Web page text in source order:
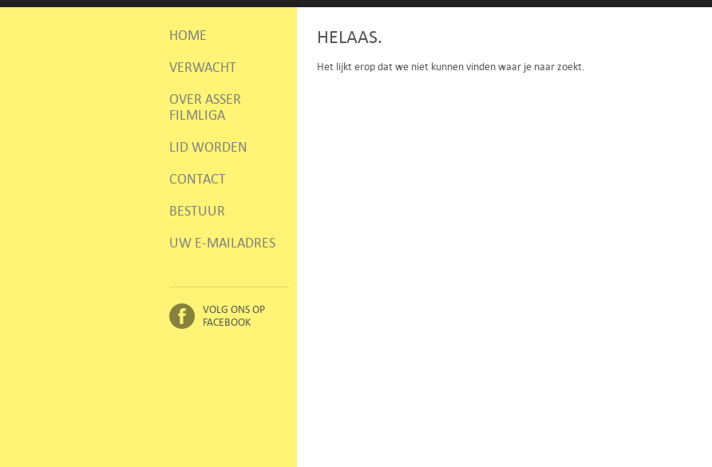
HOME
VERWACHT
OVER ASSER
FILMLIGA
LID WORDEN
CONTACT
BESTUUR
UW E-MAILADRES
VOLG ONS OP
FACEBOOK
HELAAS.
Het lijkt erop dat we niet kunnen vinden waar je naar zoekt.